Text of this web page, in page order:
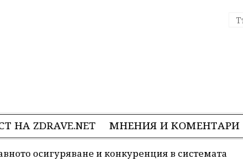
НА ZDRAVE.NET МНЕНИЯ И КОМЕНТАРИ
осигуряване и конкуренция в системата